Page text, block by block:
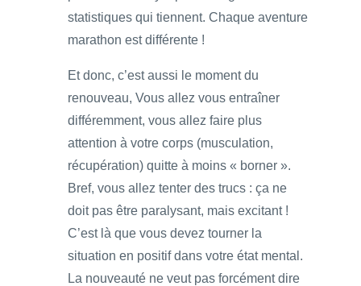
statistiques qui tiennent. Chaque aventure
marathon est différente !
Et donc, c’est aussi le moment du
renouveau, Vous allez vous entraîner
différemment, vous allez faire plus
attention à votre corps (musculation,
récupération) quitte à moins « borner ».
Bref, vous allez tenter des trucs : ça ne
doit pas être paralysant, mais excitant !
C’est là que vous devez tourner la
situation en positif dans votre état mental.
La nouveauté ne veut pas forcément dire